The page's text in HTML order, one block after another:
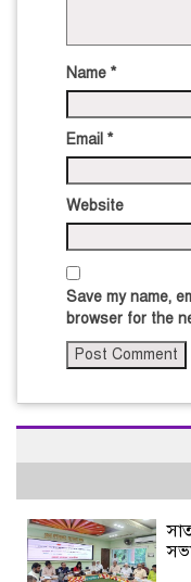
Name *
Email *
Website
Save my name,
browser for the